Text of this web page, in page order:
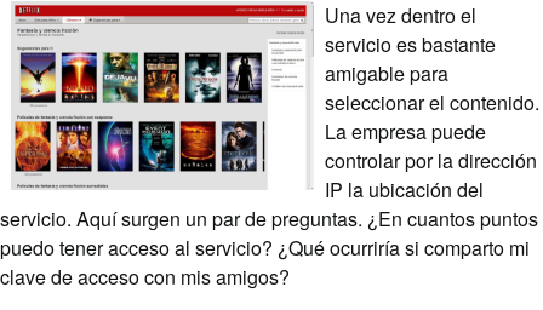
Una vez dentro el
servicio es bastante
amigable para
seleccionar el contenido.
La empresa puede
controlar por la dirección
IP la ubicación del
servicio. Aquí surgen un par de preguntas. ¿En cuantos puntos
puedo tener acceso al servicio? ¿Qué ocurriría si comparto mi
clave de acceso con mis amigos?